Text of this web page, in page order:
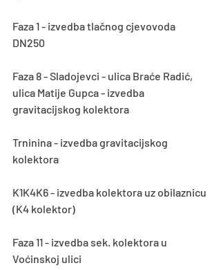
Faza 1 - izvedba tlačnog cjevovoda
DN250
Faza 8 - Sladojevci - ulica Braće Radić,
ulica Matije Gupca - izvedba
gravitacijskog kolektora
Trninina - izvedba gravitacijskog
kolektora
K1K4K6 - izvedba kolektora uz obilaznicu
(K4 kolektor)
Faza 11 - izvedba sek. kolektora u
Voćinskoj ulici